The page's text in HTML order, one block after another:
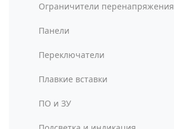
Ограничители перенапряжения
Панели
Переключатели
Плавкие вставки
ПО и ЗУ